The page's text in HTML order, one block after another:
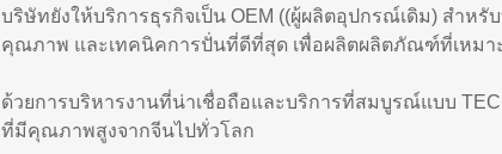
บริษัทยังให้บริการธุรกิจเป็น OEM ((ผู้ผลิตอุปกรณ์เดิม) สําห
คุณภาพ และเทคนิคการปั่นที่ดีที่สุด เพื่อผลิตผลิตภัณฑ์ที่เหมา
ด้วยการบริหารงานที่น่าเชื่อถือและบริการที่สมบูรณ์แบบ
ที่มีคุณภาพสูงจากจีนไปทั่วโลก